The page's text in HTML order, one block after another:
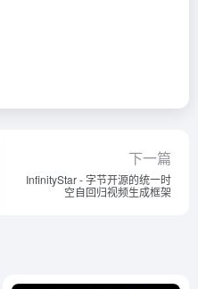
下一篇
InfinityStar - 字节开源的统一时
空自回归视频生成框架